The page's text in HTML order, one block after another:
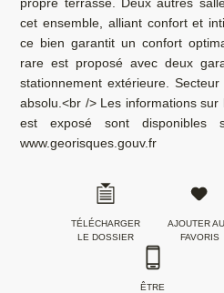
cet ensemble, alliant confort et
ce bien garantit un confort
rare est proposé avec deux
stationnement extérieure.
absolu.<br /> Les informations
est exposé sont
www.georisques.gouv.fr
TÉLÉCHARGER
LE DOSSIER
AJOUTER
FAVORIS
ÊTRE